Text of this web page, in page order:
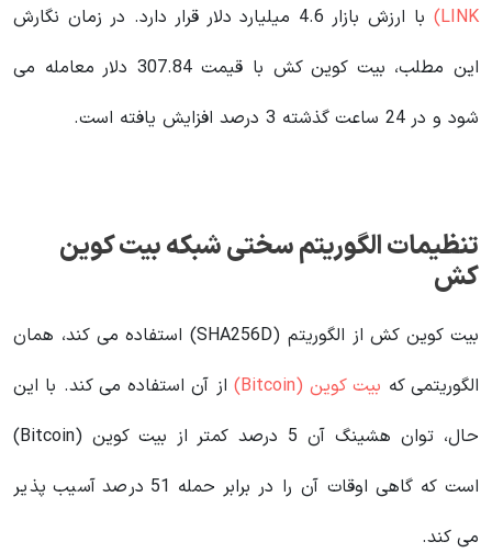
(LINK
با ارزش بازار 4.6 میلیارد دلار قرار دارد. در زمان نگارش
این مطلب، بیت کوین کش با قیمت 307.84 دلار معامله می
شود و در 24 ساعت گذشته 3 درصد افزایش یافته است.
تنظیمات الگوریتم سختی شبکه بیت کوین
کش
بیت کوین کش از الگوریتم (SHA256D) استفاده می کند، همان
الگوریتمی که بیت کوین (Bitcoin)
از آن استفاده می کند. با این
حال، توان هشینگ آن 5 درصد کمتر از بیت کوین (Bitcoin)
است که گاهی اوقات آن را در برابر حمله 51 درصد آسیب پذیر
می کند.